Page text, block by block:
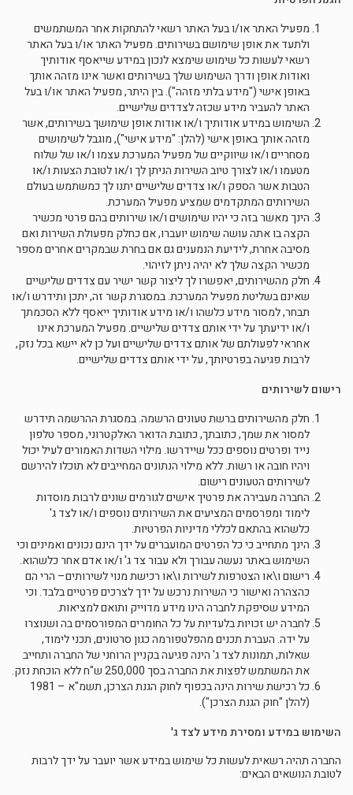
מפעיל האתר או/ו בעל האתר רשאי להתחקות אחר המשתמשים
ולתעד את אופן שימושם בשירותים. מפעיל האתר או/ו בעל האתר
רשאי לעשות כל שימוש שימצא לנכון במידע שייאסף אודותיך
ואודות אופן ודרך השימוש שלך בשירותים ואשר אינו מזהה אותך
באופן אישי ("מידע בלתי מזהה"). בין היתר, מפעיל האתר או/ו בעל
האתר להעביר מידע שכזה לצדדים שלישיים.
השימוש במידע אודותיך ו/או אודות אופן שימושך בשירותים, אשר
מזהה אותך באופן אישי (להלן: "מידע אישי"), מוגבל לשימושים
מסחריים ו/או שיווקיים של מפעיל המערכת עצמו ו/או של שלוח
מטעמו ו/או לצורך טיוב השירות הניתן לך ו/או לטובת הצעות ו/או
הטבות אשר הספק ו/או צדדים שלישיים יתנו לך כמשתמש בעולם
השירותים המתקדמים שמציע מפעיל המערכת.
הינך מאשר בזה כי יהיו שימושים ו/או שירותים בהם פרטי מכשיר
הקצה בו אתה עושה שימוש יועברו, אם כחלק מפעולת השירות ואם
מסיבה אחרת, לידיעת הנמענים גם אם בחרת שבמקרים אחרים מספר
מכשיר הקצה שלך לא יהיה ניתן לזיהוי.
חלק מהשירותים, יאפשרו לך ליצור קשר ישיר עם צדדים שלישיים
שאינם בשליטת מפעיל המערכת. במסגרת קשר זה, יתכן ותידרש ו/או
תבחר, למסור מידע כלשהו ו/או מידע אודותיך ייאסף ללא הסכמתך
ו/או ידיעתך על ידי אותם צדדים שלישיים. מפעיל המערכת אינו
אחראי לפעולתם של אותם צדדים שלישיים ועל כן לא יישא בכל נזק,
לרבות פגיעה בפרטיותך, על ידי אותם צדדים שלישיים.
רישום לשירותים
חלק מהשירותים ברשת טעונים הרשמה. במסגרת ההרשמה תידרש
למסור את שמך, כתובתך, כתובת הדואר האלקטרוני, מספר טלפון
נייד ופרטים נוספים ככל שיידרשו. מילוי השדות האמורים לעיל יכול
ויהיו חובה או רשות. ללא מילוי הנתונים המחייבים לא תוכלו להירשם
לשירותים הטעונים רישום.
החברה מעבירה את פרטיך אישים לגורמים שונים לרבות מוסדות
לימוד ומפרסמים המציעים את השירותים נוספים ו/או לצד ג'
כלשהוא בהתאם לכללי מדיניות הפרטיות.
הינך מתחייב כי כל הפרטים המועברים על ידך הינם נכונים ואמינים וכי
השימוש באתר נעשה עבורך ולא עבור צד ג' ו/או אדם אחר כלשהוא.
רישום ו\או הצטרפות לשירות ו\או רכישת מנוי לשירותים– הרי הם
כהצהרה ואישור כי השירות נרכש על ידך לצרכים פרטיים בלבד. וכי
המידע שסיפקת לחברה הינו מידע מדוייק ותואם למציאות.
לחברה יש זכויות בלעדיות על כל החומרים המפורסמים בה ושנוצרו
על ידה. העברת תכנים מהפלטפורמה כגון סרטונים, תכני לימוד,
שאלות, תמונות לצד ג' הינה פגיעה בקניין הרוחני של החברה ותחייב
את המשתמש לפצות את החברה בסך 250,000 ש"ח ללא הוכחת נזק.
כל רכישת שירות הינה בכפוף לחוק הגנת הצרכן, תשמ"א – 1981
(להלן "חוק הגנת הצרכן").
השימוש במידע ומסירת מידע לצד ג'
החברה תהיה רשאית לעשות כל שימוש במידע אשר יועבר על ידך לרבות
לטובת הנושאים הבאים: